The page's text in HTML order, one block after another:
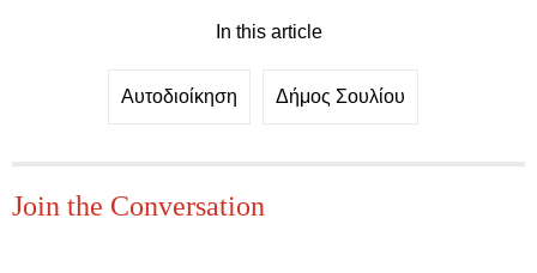
In this article
Αυτοδιοίκηση Δήμος Σουλίου
Join the Conversation